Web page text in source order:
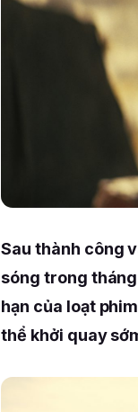
Sau thành công
sóng trong
hạn của loạt
thể khởi quay